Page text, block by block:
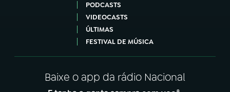
PODCASTS
VIDEOCASTS
ÚLTIMAS
FESTIVAL DE MÚSICA
Baixe o app da rádio Nacional